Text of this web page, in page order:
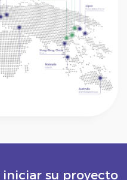
iniciar su proyecto